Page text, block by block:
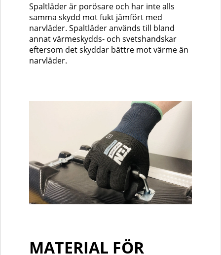
Spaltläder är porösare och har inte alls
samma skydd mot fukt jämfört med
narvläder. Spaltläder används till bland
annat värmeskydds- och svetshandskar
eftersom det skyddar bättre mot värme än
narvläder.
MATERIAL FÖR